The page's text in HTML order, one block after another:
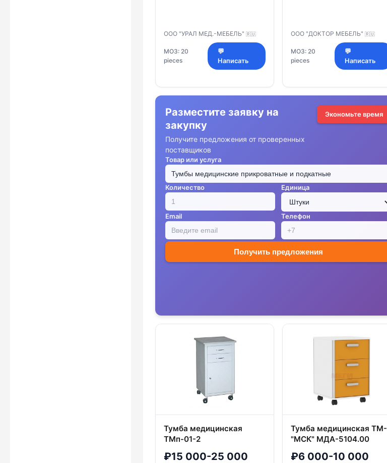
ООО "УРАЛ МЕД.-МЕБЕЛЬ" 🇷🇺
МОЗ: 20
pieces
💬
Написать
ООО "ДОКТОР МЕБЕЛЬ" 🇷🇺
МОЗ: 20
pieces
💬
Написать
Разместите заявку на
закупку
Получите предложения от проверенных
поставщиков
Экономьте время
Товар или услуга
Количество Единица
Email Телефон
Получить предложения
Тумба медицинская
ТМп-01-2
₽15 000-25 000
Тумба медицинская ТМ-
"МСК" МДА-5104.00
₽6 000-10 000